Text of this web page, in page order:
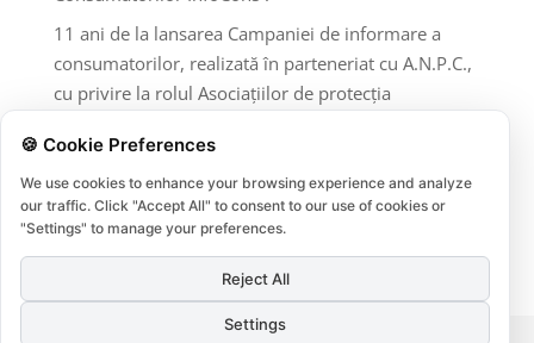
11 ani de la lansarea Campaniei de informare a
consumatorilor, realizată în parteneriat cu A.N.P.C.,
cu privire la rolul Asociațiilor de protecția
Comentarii recente
Niciun comentariu de arătat.
🍪 Cookie Preferences
We use cookies to enhance your browsing experience and analyze
our traffic. Click "Accept All" to consent to our use of cookies or
"Settings" to manage your preferences.
Reject All
Settings